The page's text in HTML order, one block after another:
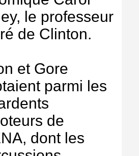
le professeur
de Clinton.
et Gore
parmi les
de
dont les